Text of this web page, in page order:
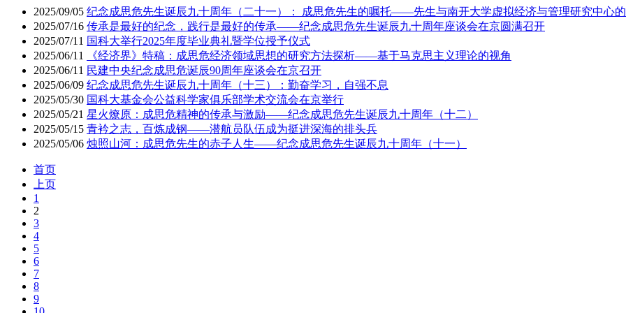
2025/09/05 纪念成思危先生诞辰九十周年（二十一）： 成思危先生的嘱托——先生与南开大学虚拟经济与管理研究中心
2025/07/16 传承是最好的纪念，践行是最好的传承——纪念成思危先生诞辰九十周年座谈会在京圆满召开
2025/07/11 国科大举行2025年度毕业典礼暨学位授予仪式
2025/06/11
《经济界》特稿：成思危经济领域思想的研究方法探析——基于马克思主义理论的视角
2025/06/11 民建中央纪念成思危诞辰90周年座谈会在京召开
2025/06/09 纪念成思危先生诞辰九十周年（十三）：勤奋学习，自强不息
2025/05/30 国科大基金会公益科学家俱乐部学术交流会在京举行
2025/05/21 星火燎原：成思危精神的传承与激励——纪念成思危先生诞辰九十周年（十二）
2025/05/15 青衿之志，百炼成钢——潜航员队伍成为挺进深海的排头兵
2025/05/06 烛照山河：成思危先生的赤子人生——纪念成思危先生诞辰九十周年（十一）
首页
上页
1
2
3
4
5
6
7
8
9